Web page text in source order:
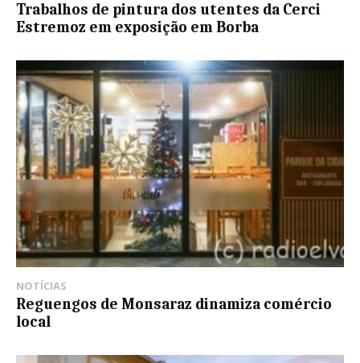
Trabalhos de pintura dos utentes da Cerci
Estremoz em exposição em Borba
NOTÍCIAS
Reguengos de Monsaraz dinamiza comércio
local